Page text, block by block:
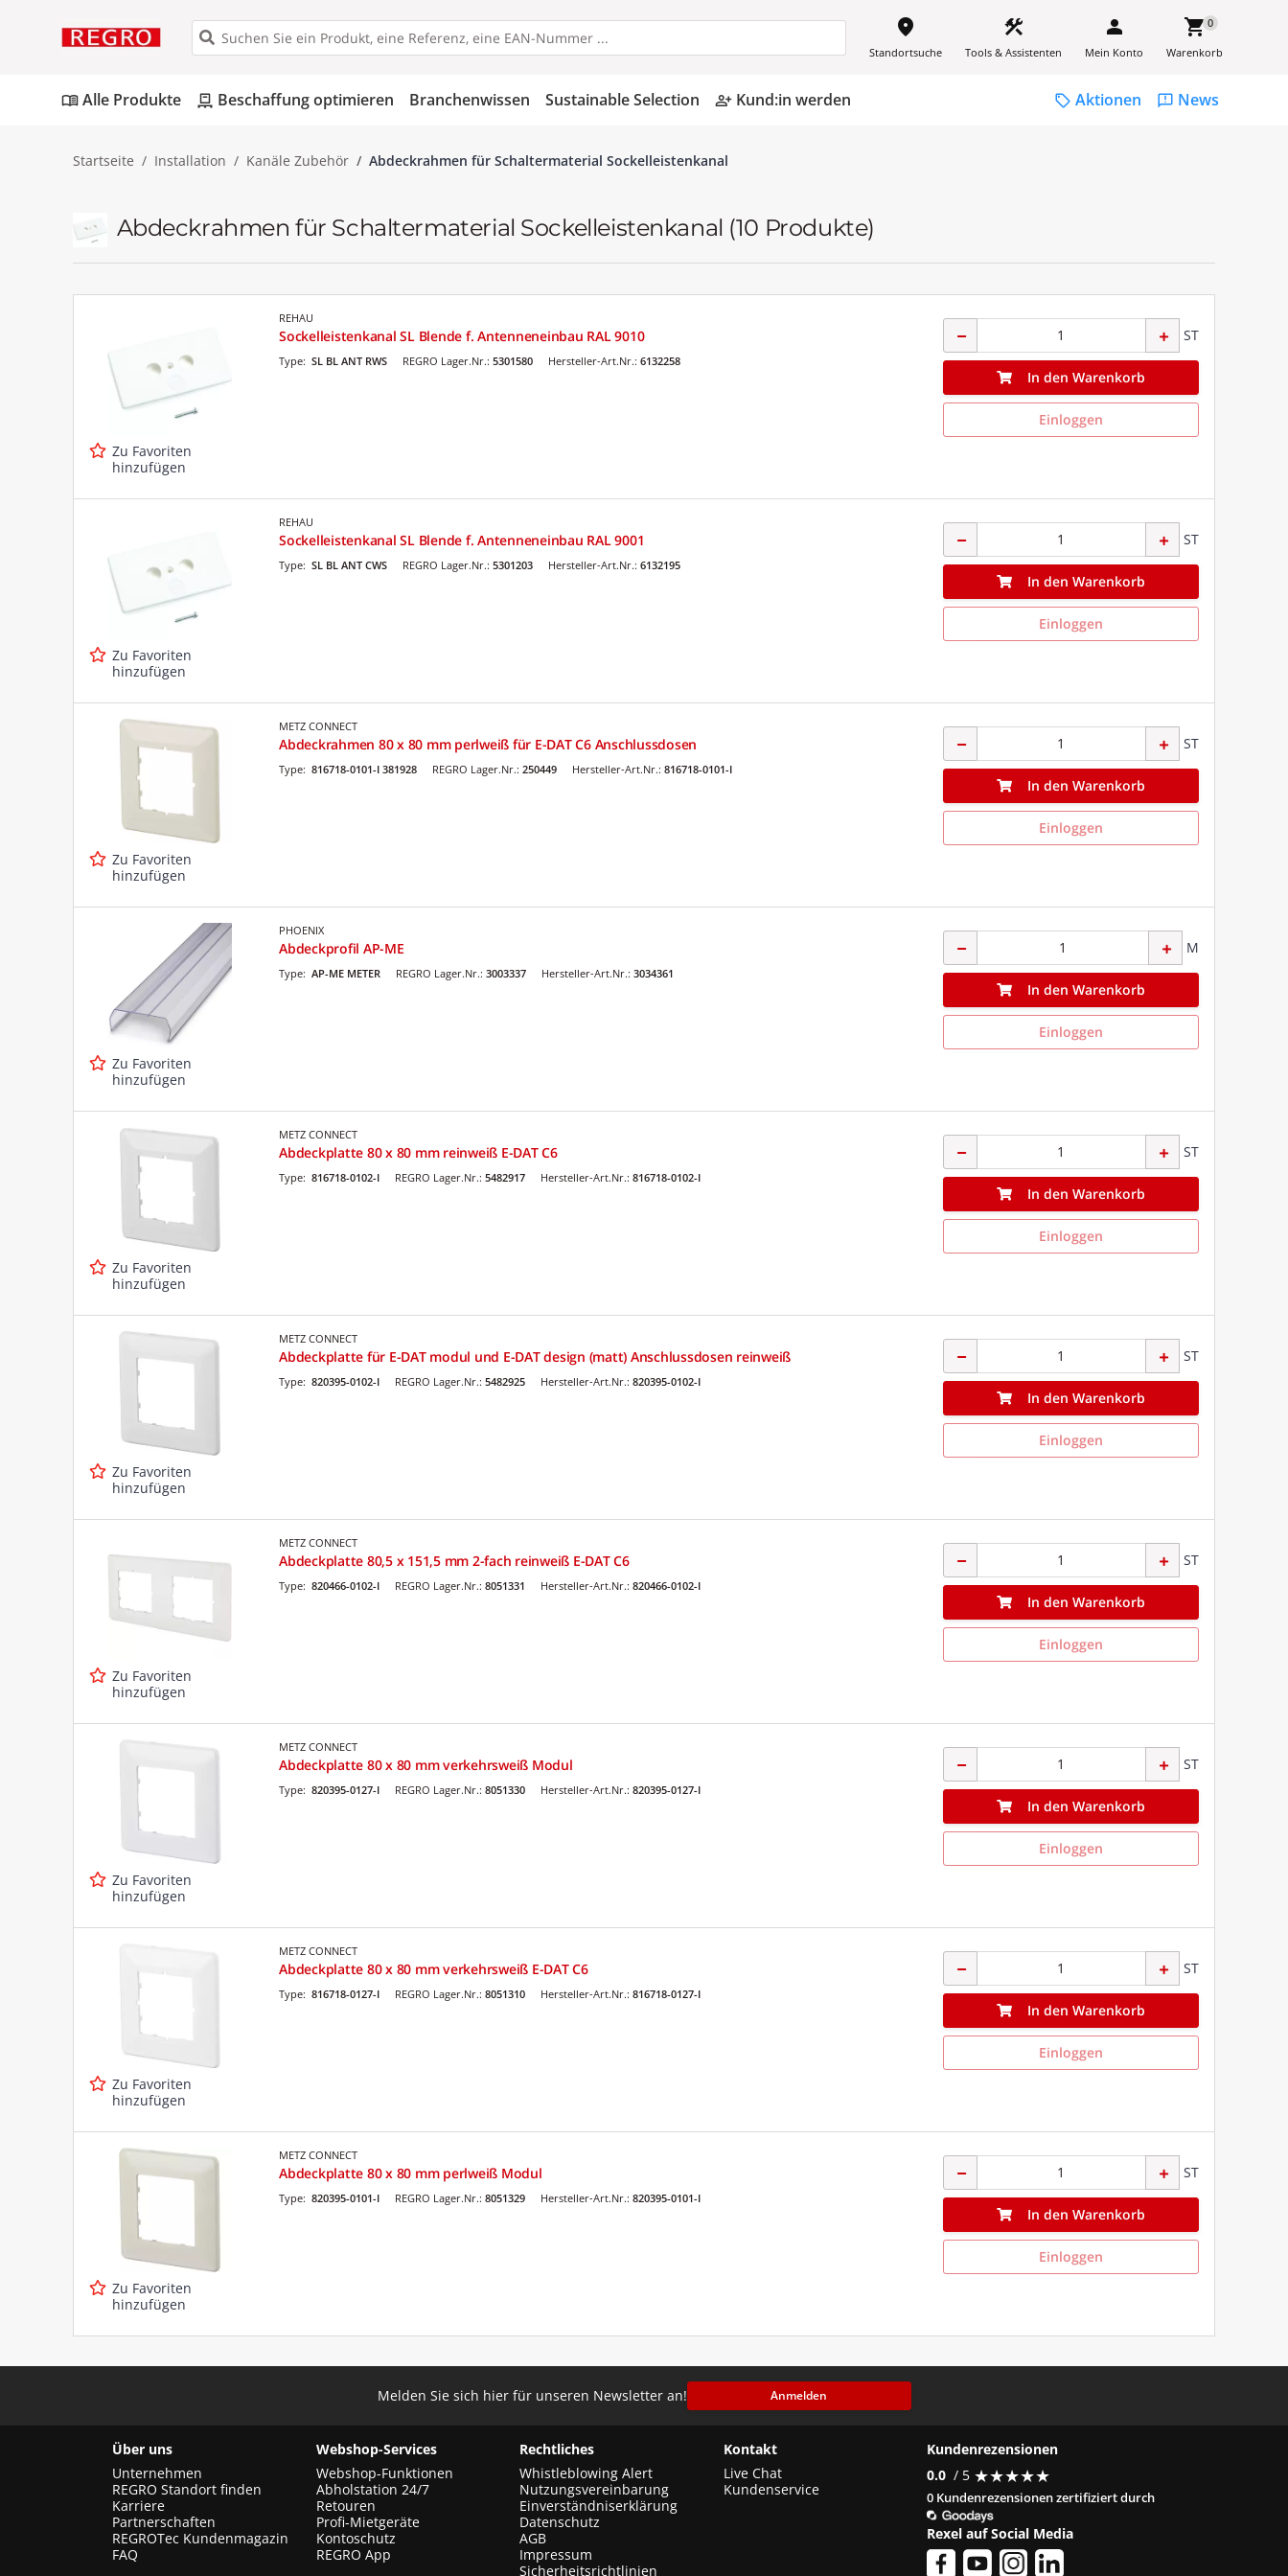
place
Standortsuche
construction
Tools & Assistenten
person
Mein Konto
shopping_cart0
Warenkorb
menu_bookAlle Produkte pallet Beschaffung optimieren Branchenwissen Sustainable Selection person_add_alt Kund:in werden sell Aktionen feedback News
Startseite Installation Kanäle Zubehör Abdeckrahmen für Schaltermaterial Sockelleistenkanal
Abdeckrahmen für Schaltermaterial Sockelleistenkanal (10 Produkte)
Zu Favoriten
hinzufügen
REHAU
Sockelleistenkanal SL Blende f. Antenneneinbau RAL 9010
REGRO Lager.Nr.: 5301580
Type: SL BL ANT RWS Hersteller-Art.Nr.: 6132258
ST
In den Warenkorb
Einloggen
Zu Favoriten
hinzufügen
REHAU
Sockelleistenkanal SL Blende f. Antenneneinbau RAL 9001
REGRO Lager.Nr.: 5301203
Type: SL BL ANT CWS Hersteller-Art.Nr.: 6132195
ST
In den Warenkorb
Einloggen
Zu Favoriten
hinzufügen
METZ CONNECT
Abdeckrahmen 80 x 80 mm perlweiß für E-DAT C6 Anschlussdosen
REGRO Lager.Nr.: 250449
Type: 816718-0101-I 381928 Hersteller-Art.Nr.: 816718-0101-I
ST
In den Warenkorb
Einloggen
Zu Favoriten
hinzufügen
PHOENIX
Abdeckprofil AP-ME
REGRO Lager.Nr.: 3003337
Type: AP-ME METER Hersteller-Art.Nr.: 3034361
M
In den Warenkorb
Einloggen
Zu Favoriten
hinzufügen
METZ CONNECT
Abdeckplatte 80 x 80 mm reinweiß E-DAT C6
REGRO Lager.Nr.: 5482917
Type: 816718-0102-I Hersteller-Art.Nr.: 816718-0102-I
ST
In den Warenkorb
Einloggen
Zu Favoriten
hinzufügen
METZ CONNECT
Abdeckplatte für E-DAT modul und E-DAT design (matt) Anschlussdosen reinweiß
REGRO Lager.Nr.: 5482925
Type: 820395-0102-I Hersteller-Art.Nr.: 820395-0102-I
ST
In den Warenkorb
Einloggen
Zu Favoriten
hinzufügen
METZ CONNECT
Abdeckplatte 80,5 x 151,5 mm 2-fach reinweiß E-DAT C6
REGRO Lager.Nr.: 8051331
Type: 820466-0102-I Hersteller-Art.Nr.: 820466-0102-I
ST
In den Warenkorb
Einloggen
Zu Favoriten
hinzufügen
METZ CONNECT
Abdeckplatte 80 x 80 mm verkehrsweiß Modul
REGRO Lager.Nr.: 8051330
Type: 820395-0127-I Hersteller-Art.Nr.: 820395-0127-I
ST
In den Warenkorb
Einloggen
Zu Favoriten
hinzufügen
METZ CONNECT
Abdeckplatte 80 x 80 mm verkehrsweiß E-DAT C6
REGRO Lager.Nr.: 8051310
Type: 816718-0127-I Hersteller-Art.Nr.: 816718-0127-I
ST
In den Warenkorb
Einloggen
Zu Favoriten
hinzufügen
METZ CONNECT
Abdeckplatte 80 x 80 mm perlweiß Modul
REGRO Lager.Nr.: 8051329
Type: 820395-0101-I Hersteller-Art.Nr.: 820395-0101-I
ST
In den Warenkorb
Einloggen
Melden Sie sich hier für unseren Newsletter an! Anmelden
Über uns
Unternehmen
REGRO Standort finden
Karriere
Partnerschaften
REGROTec Kundenmagazin
FAQ
Webshop-Services
Webshop-Funktionen
Abholstation 24/7
Retouren
Profi-Mietgeräte
Kontoschutz
REGRO App
Rechtliches
Whistleblowing Alert
Nutzungsvereinbarung
Einverständniserklärung
Datenschutz
AGB
Impressum
Sicherheitsrichtlinien
Kontakt
Live Chat
Kundenservice
Kundenrezensionen
0.0 / 5 ★★★★★
★★★★★
0 Kundenrezensionen zertifiziert durch
Rexel auf Social Media